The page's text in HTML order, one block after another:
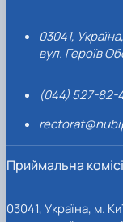
03041,
вул. Героїв
(044) 527-82-
Приймальна
03041, Україна, м.